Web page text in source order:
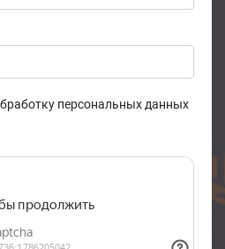
персональных данных